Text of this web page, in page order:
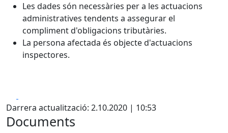
Les dades són necessàries per a les actuacions
administratives tendents a assegurar el
compliment d'obligacions tributàries.
La persona afectada és objecte d'actuacions
inspectores.
Darrera actualització: 2.10.2020 | 10:53
Documents